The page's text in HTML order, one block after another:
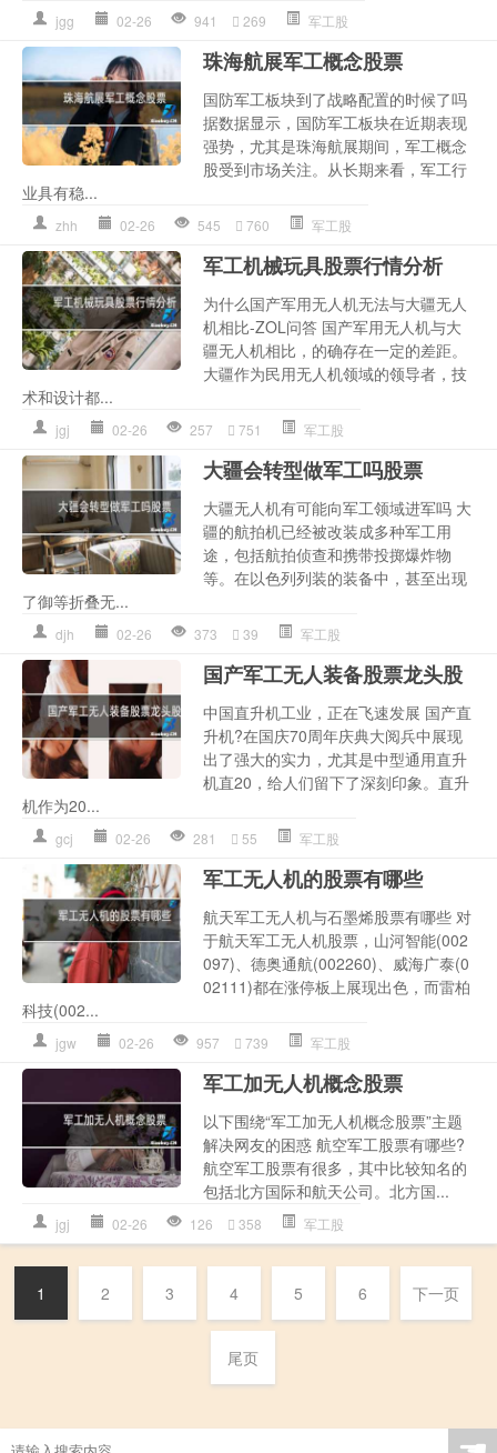
jgg 02-26 941 269 军工股
珠海航展军工概念股票
国防军工板块到了战略配置的时候了吗
据数据显示，国防军工板块在近期表现
强势，尤其是珠海航展期间，军工概念
股受到市场关注。从长期来看，军工行
业具有稳...
zhh 02-26 545 760 军工股
军工机械玩具股票行情分析
为什么国产军用无人机无法与大疆无人
机相比-ZOL问答 国产军用无人机与大
疆无人机相比，的确存在一定的差距。
大疆作为民用无人机领域的领导者，技
术和设计都...
jgj 02-26 257 751 军工股
大疆会转型做军工吗股票
大疆无人机有可能向军工领域进军吗 大
疆的航拍机已经被改装成多种军工用
途，包括航拍侦查和携带投掷爆炸物
等。在以色列列装的装备中，甚至出现
了御等折叠无...
djh 02-26 373 39 军工股
国产军工无人装备股票龙头股
中国直升机工业，正在飞速发展 国产直
升机?在国庆70周年庆典大阅兵中展现
出了强大的实力，尤其是中型通用直升
机直20，给人们留下了深刻印象。直升
机作为20...
gcj 02-26 281 55 军工股
军工无人机的股票有哪些
航天军工无人机与石墨烯股票有哪些 对
于航天军工无人机股票，山河智能(002
097)、德奥通航(002260)、威海广泰(0
02111)都在涨停板上展现出色，而雷柏
科技(002...
jgw 02-26 957 739 军工股
军工加无人机概念股票
以下围绕“军工加无人机概念股票”主题
解决网友的困惑 航空军工股票有哪些?
航空军工股票有很多，其中比较知名的
包括北方国际和航天公司。北方国...
jgj 02-26 126 358 军工股
1 2 3 4 5 6 下一页
尾页